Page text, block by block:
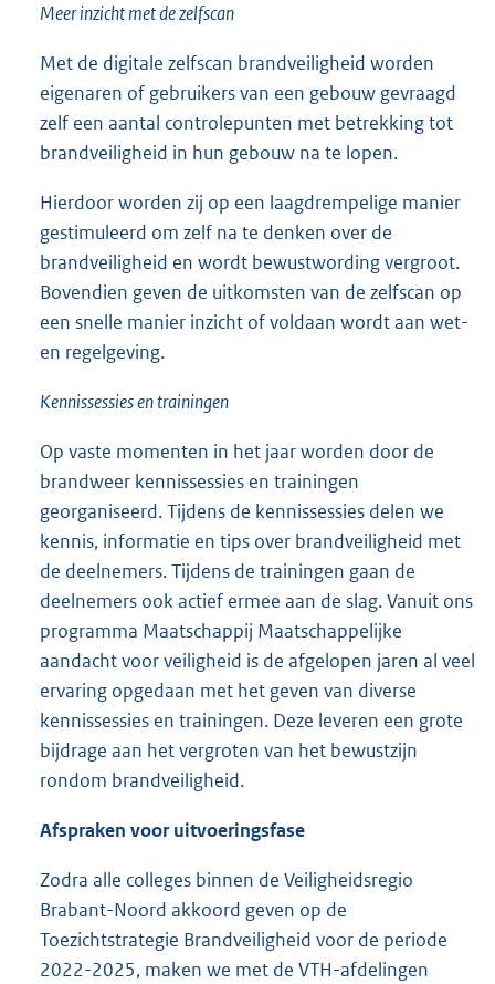
Meer inzicht met de zelfscan
Met de digitale zelfscan brandveiligheid worden
eigenaren of gebruikers van een gebouw gevraagd
zelf een aantal controlepunten met betrekking tot
brandveiligheid in hun gebouw na te lopen.
Hierdoor worden zij op een laagdrempelige manier
gestimuleerd om zelf na te denken over de
brandveiligheid en wordt bewustwording vergroot.
Bovendien geven de uitkomsten van de zelfscan op
een snelle manier inzicht of voldaan wordt aan wet-
en regelgeving.
Kennissessies en trainingen
Op vaste momenten in het jaar worden door de
brandweer kennissessies en trainingen
georganiseerd. Tijdens de kennissessies delen we
kennis, informatie en tips over brandveiligheid met
de deelnemers. Tijdens de trainingen gaan de
deelnemers ook actief ermee aan de slag. Vanuit ons
programma Maatschappij Maatschappelijke
aandacht voor veiligheid is de afgelopen jaren al veel
ervaring opgedaan met het geven van diverse
kennissessies en trainingen. Deze leveren een grote
bijdrage aan het vergroten van het bewustzijn
rondom brandveiligheid.
Afspraken voor uitvoeringsfase
Zodra alle colleges binnen de Veiligheidsregio
Brabant-Noord akkoord geven op de
Toezichtstrategie Brandveiligheid voor de periode
2022-2025, maken we met de VTH-afdelingen